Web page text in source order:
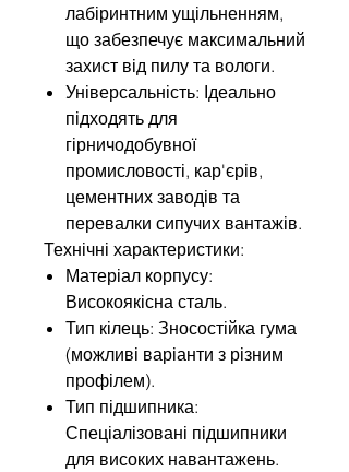
лабіринтним ущільненням,
що забезпечує максимальний
захист від пилу та вологи.
Універсальність: Ідеально
підходять для
гірничодобувної
промисловості, кар'єрів,
цементних заводів та
перевалки сипучих вантажів.
Технічні характеристики:
Матеріал корпусу:
Високоякісна сталь.
Тип кілець: Зносостійка гума
(можливі варіанти з різним
профілем).
Тип підшипника:
Спеціалізовані підшипники
для високих навантажень.